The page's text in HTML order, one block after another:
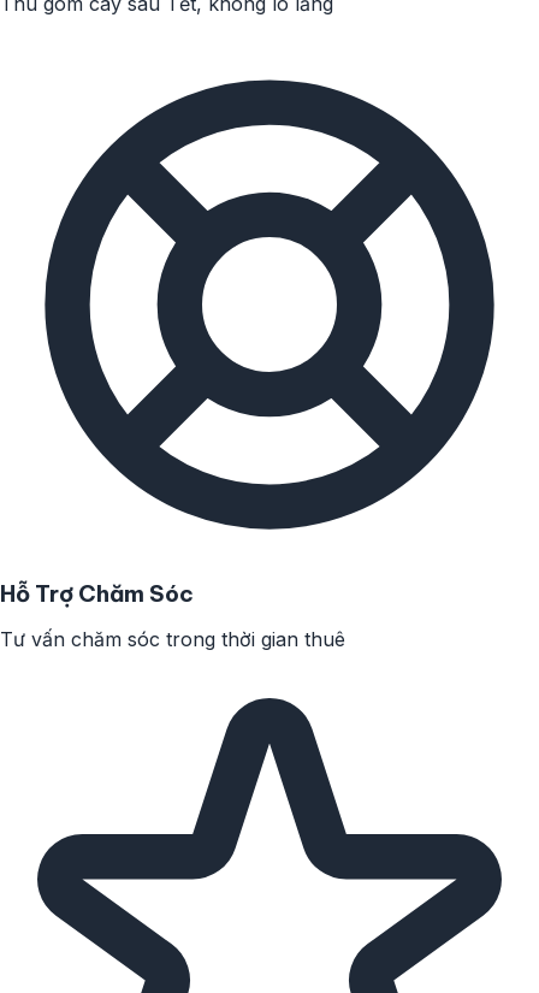
Hỗ Trợ Chăm Sóc
Tư vấn chăm sóc trong thời gian thuê